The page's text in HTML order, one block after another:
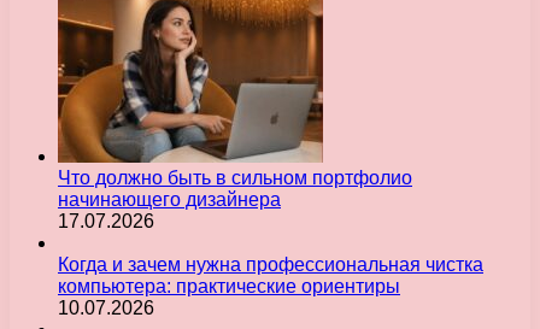
Что должно быть в сильном портфолио
начинающего дизайнера
17.07.2026
Когда и зачем нужна профессиональная чистка
компьютера: практические ориентиры
10.07.2026